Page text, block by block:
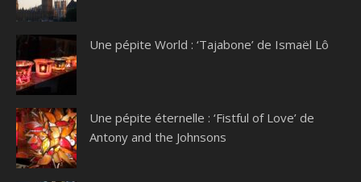
Une pépite World : ‘Tajabone’ de Ismaël Lô
Une pépite éternelle : ‘Fistful of Love’ de
Antony and the Johnsons